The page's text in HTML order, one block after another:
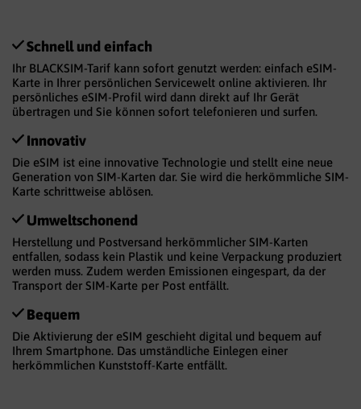
Schnell und einfach
Ihr BLACKSIM-Tarif kann sofort genutzt werden: einfach eSIM-
Karte in Ihrer persönlichen Servicewelt online aktivieren. Ihr
persönliches eSIM-Profil wird dann direkt auf Ihr Gerät
übertragen und Sie können sofort telefonieren und surfen.
Innovativ
Die eSIM ist eine innovative Technologie und stellt eine neue
Generation von SIM-Karten dar. Sie wird die herkömmliche SIM-
Karte schrittweise ablösen.
Umweltschonend
Herstellung und Postversand herkömmlicher SIM-Karten
entfallen, sodass kein Plastik und keine Verpackung produziert
werden muss. Zudem werden Emissionen eingespart, da der
Transport der SIM-Karte per Post entfällt.
Bequem
Die Aktivierung der eSIM geschieht digital und bequem auf
Ihrem Smartphone. Das umständliche Einlegen einer
herkömmlichen Kunststoff-Karte entfällt.